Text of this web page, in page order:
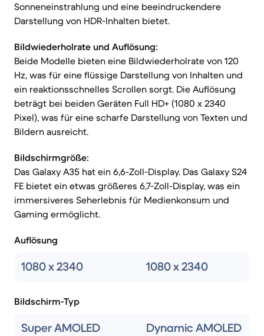
Sonneneinstrahlung und eine beeindruckendere
Darstellung von HDR-Inhalten bietet.
Bildwiederholrate und Auflösung:
Beide Modelle bieten eine Bildwiederholrate von 120
Hz, was für eine flüssige Darstellung von Inhalten und
ein reaktionsschnelles Scrollen sorgt. Die Auflösung
beträgt bei beiden Geräten Full HD+ (1080 x 2340
Pixel), was für eine scharfe Darstellung von Texten und
Bildern ausreicht.
Bildschirmgröße:
Das Galaxy A35 hat ein 6,6-Zoll-Display. Das Galaxy S24
FE bietet ein etwas größeres 6,7-Zoll-Display, was ein
immersiveres Seherlebnis für Medienkonsum und
Gaming ermöglicht.
Auflösung
1080 x 2340 1080 x 2340
Bildschirm-Typ
Super AMOLED
Dynamic AMOLED